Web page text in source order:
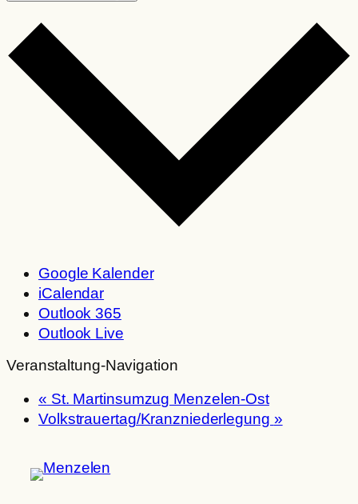
Google Kalender
iCalendar
Outlook 365
Outlook Live
Veranstaltung-Navigation
« St. Martinsumzug Menzelen-Ost
Volkstrauertag/Kranzniederlegung »